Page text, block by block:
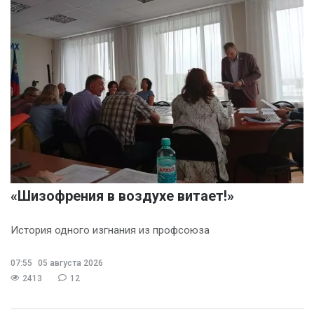
«Шизофрения в воздухе витает!»
История одного изгнания из профсоюза
07:55
05 августа 2026
2413
12